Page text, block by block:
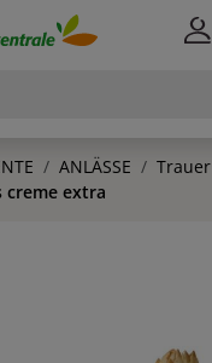
ANLÄSSE
Trauer
creme extra